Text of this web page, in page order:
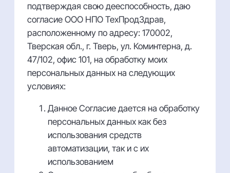
подтверждая свою дееспособность, даю
согласие ООО НПО ТехПродЗдрав,
расположенному по адресу: 170002,
Тверская обл., г. Тверь, ул. Коминтерна, д.
47/102, офис 101, на обработку моих
персональных данных на следующих
условиях:
Данное Согласие дается на обработку
персональных данных как без
использования средств
автоматизации, так и с их
использованием